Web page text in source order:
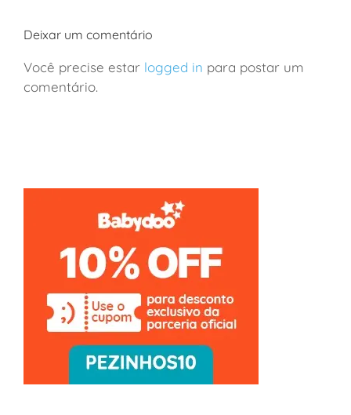
Deixar um comentário
Você precise estar logged in para postar um
comentário.